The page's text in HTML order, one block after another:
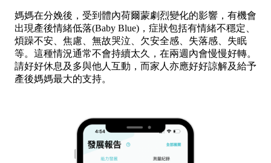
媽媽在分娩後，受到體內荷爾蒙劇烈變化的影響，有機會
出現產後情緒低落(Baby Blue)，症狀包括有情緒不穩定、
煩躁不安、焦慮、無故哭泣、欠安全感、失落感、失眠
等。這種情況通常不會持續太久，在兩週內會慢慢好轉。
請好好休息及多與他人互動，而家人亦應好好諒解及給予
產後媽媽最大的支持。